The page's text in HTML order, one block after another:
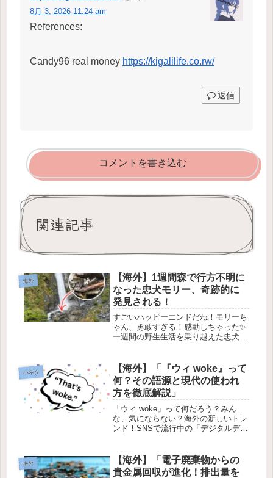
8月 3, 2026 11:24 am
References:
Candy96 real money https://kigalilife.co.rw/
返信
コメントを書き込む
関連記事
海外
【海外】1週間森で行方不明に
なった忠犬モリー、奇跡的に
発見される！
すごいハッピーエンドだね！モリーち
ゃん、勇敢すぎる！感動しちゃった✨
一週間の野生生活を乗り越えた忠犬モ
で、大冒険をしていたハイカーのジェ
シカさんと彼女の愛犬モリー。ある...
小ネタ
【海外】「『ウィ woke』って
何？その語源と現代の使われ
方を徹底解説」
「ウィ woke」って何だろう？みん
な、気にならない？海外の新しいトレ
ンド！SNSで流行中の「デジタルデト
なりすぎている人たちが増えてるよ
ね。そんな中で話題になっている...
海外
【海外】「電子廃棄物からの
貴金属回収が進化！排出量を